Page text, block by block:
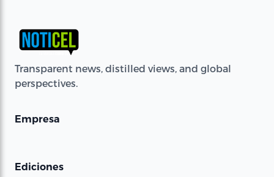
Transparent news, distilled views, and global
perspectives.
Empresa
Ediciones